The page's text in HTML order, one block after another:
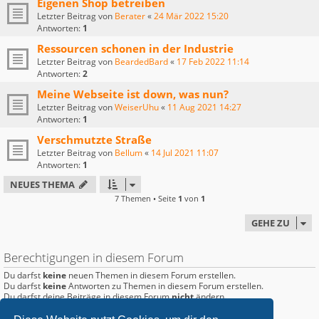
Eigenen Shop betreiben
Letzter Beitrag von Berater«24 Mär 2022 15:20
Antworten: 1
Ressourcen schonen in der Industrie
Letzter Beitrag von BeardedBard« 17 Feb 2022 11:14
Antworten:2
Meine Webseite ist down, was nun?
Letzter Beitrag vonWeiserUhu« 11 Aug 2021 14:27
Antworten: 1
Verschmutzte Straße
Letzter Beitrag von Bellum« 14 Jul 2021 11:07
Antworten: 1
NEUES THEMA
7 Themen • Seite 1 von 1
GEHE ZU
Berechtigungen in diesem Forum
Du darfst keine neuen Themen in diesem Forum erstellen.
Du darfst keineAntworten zu Themen in diesem Forum erstellen.
Du darfst deine Beiträge in diesem Forumnichtändern.